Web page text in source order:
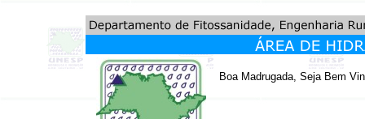
Boa Madrugada, Seja Bem